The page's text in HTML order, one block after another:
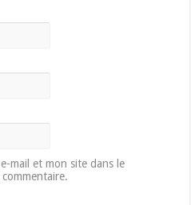
mail et mon site dans le